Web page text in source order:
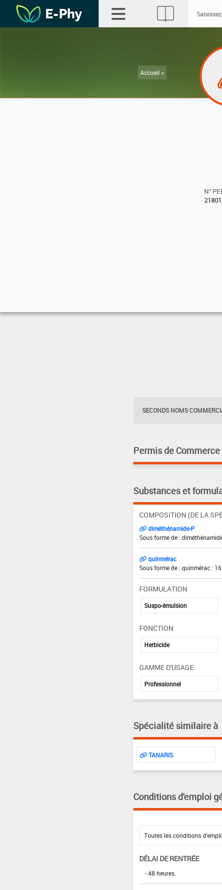
Accueil >
N°
SECONDS NOMS
Permis de
Substances et
COMPOSITION (DE LA
diméthénamide-P
Sous forme de :
quinmérac
Sous forme de : quinmérac :
FORMULATION
Suspo-émulsion
FONCTION
Herbicide
GAMME D'USAGE
Professionnel
Spécialité similaire à
TANARIS
Conditions d'emploi
DÉLAI DE RENTRÉE
- 48 heures.